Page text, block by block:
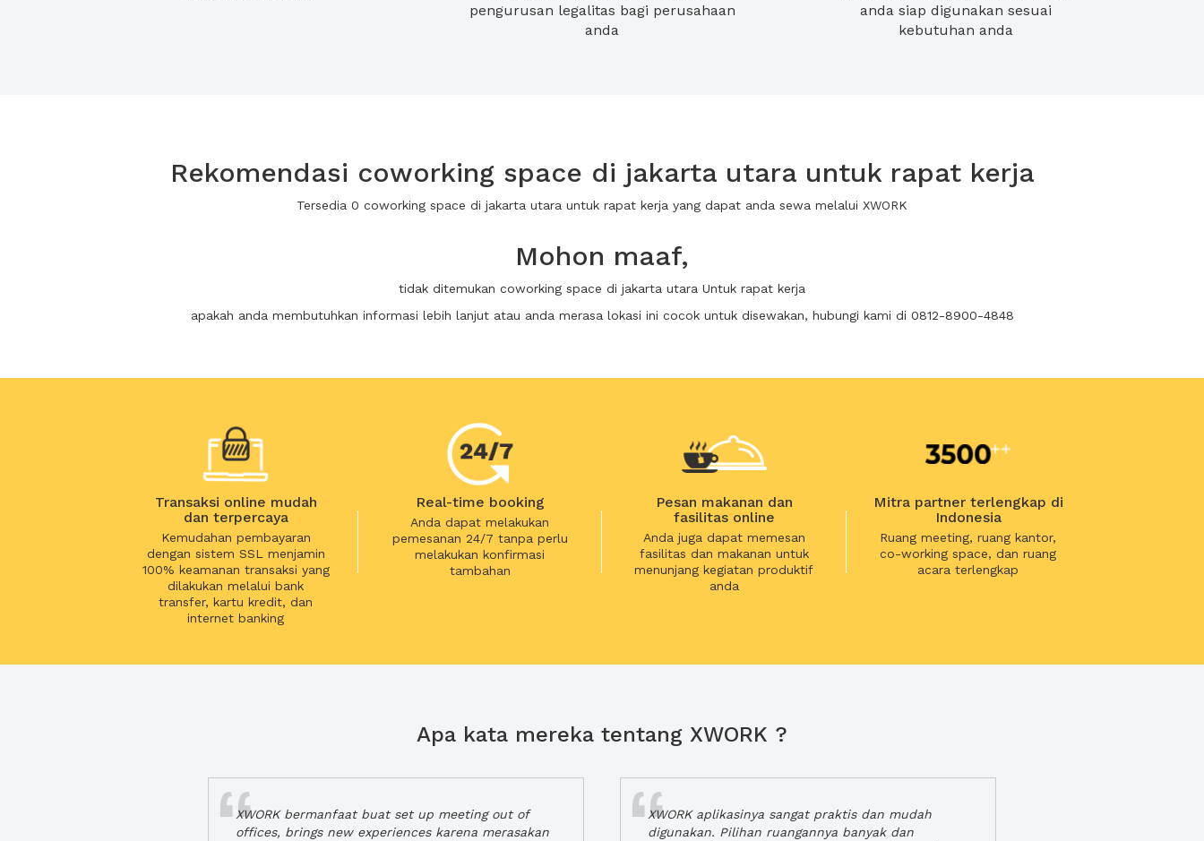
pengurusan legalitas bagi perusahaan
anda
anda siap digunakan sesuai
kebutuhan anda
Rekomendasi coworking space di jakarta utara untuk rapat kerja
Tersedia 0 coworking space di jakarta utara untuk rapat kerja yang dapat anda sewa melalui XWORK
Mohon maaf,
tidak ditemukan coworking space di jakarta utara Untuk rapat kerja
apakah anda membutuhkan informasi lebih lanjut atau anda merasa lokasi ini cocok untuk disewakan, hubungi kami di 0812-8900-4848
Transaksi online mudah
dan terpercaya
Kemudahan pembayaran
dengan sistem SSL menjamin
100% keamanan transaksi yang
dilakukan melalui bank
transfer, kartu kredit, dan
internet banking
Real-time booking
Anda dapat melakukan
pemesanan 24/7 tanpa perlu
melakukan konfirmasi
tambahan
Pesan makanan dan
fasilitas online
Anda juga dapat memesan
fasilitas dan makanan untuk
menunjang kegiatan produktif
anda
Mitra partner terlengkap di
Indonesia
Ruang meeting, ruang kantor,
co-working space, dan ruang
acara terlengkap
Apa kata mereka tentang XWORK ?
XWORK bermanfaat buat set up meeting out of
offices, brings new experiences karena merasakan
XWORK aplikasinya sangat praktis dan mudah
digunakan. Pilihan ruangannya banyak dan